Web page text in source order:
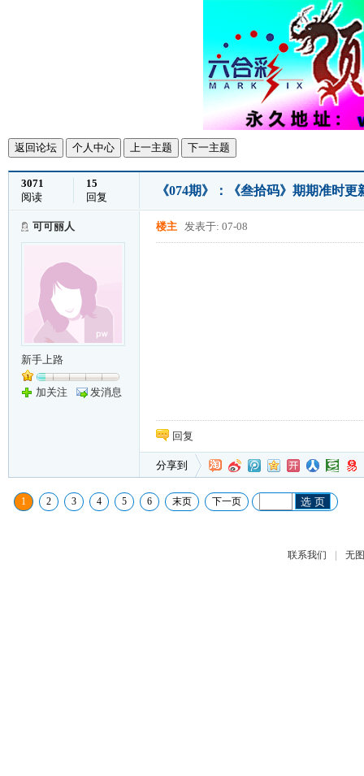
返回论坛 个人中心 上一主题 下一主题
3071
阅读
15
回复
《074期》：《叁拾码》期期准时
可可丽人
新手上路
加关注 发消息
楼主 发表于: 07-08
回复
分享到
1 2 3 4 5 6 末页 下一页 选 页
联系我们 | 无